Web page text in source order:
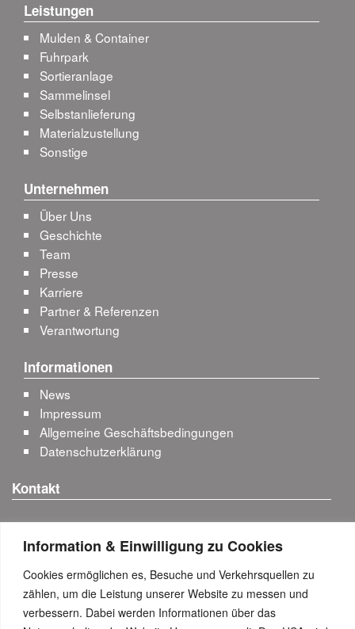
Information & Einwilligung zu Cookies
Cookies ermöglichen es, Besuche und Verkehrsquellen zu
zählen, um die Leistung unserer Website zu messen und
verbessern. Dabei werden Informationen über das
Leistungen
Mulden & Container
Fuhrpark
Sortieranlage
Sammelinsel
Selbstanlieferung
Materialzustellung
Sonstige
Unternehmen
Über Uns
Geschichte
Team
Presse
Karriere
Partner & Referenzen
Verantwortung
Informationen
News
Impressum
Allgemeine Geschäftsbedingungen
Datenschutzerklärung
Kontakt
Anfahrt & Kontakt-Details
Besuchen Sie uns...